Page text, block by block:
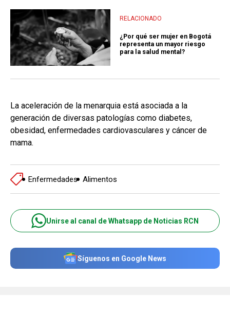
RELACIONADO
¿Por qué ser mujer en Bogotá
representa un mayor riesgo
para la salud mental?
La aceleración de la menarquia está asociada a la
generación de diversas patologías como diabetes,
obesidad, enfermedades cardiovasculares y cáncer de
mama.
Enfermedades Alimentos
Unirse al canal de Whatsapp de Noticias RCN
Síguenos en Google News